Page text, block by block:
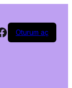
Oturum aç